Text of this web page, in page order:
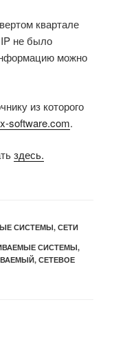
квартале
IP не было
можно
из которого
software.com.
здесь.
СИСТЕМЫ, СЕТИ
СИСТЕМЫ,
, СЕТЕВОЕ